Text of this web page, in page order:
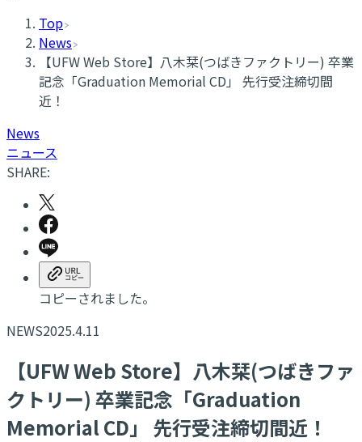
Top
News
【UFW Web Store】八木栞(つばきファクトリー) 卒業
記念「Graduation Memorial CD」 先行受注締切間
近！
News
ニュース
SHARE:
コピーされました。
NEWS2025.4.11
【UFW Web Store】八木栞(つばきファ
クトリー) 卒業記念「Graduation
Memorial CD」 先行受注締切間近！